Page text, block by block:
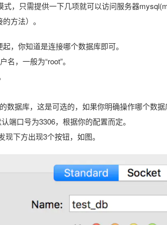
式，只需提供一下几项就可以访问服务器
方法）。
，你知道是连接哪个数据库即可。
，一般为“root”。
数据库，这是可选的，如果你明确操作哪个数据
端口号为3306，根据你的配置而定。
现下方出现3个按钮，如图。